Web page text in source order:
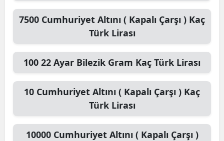
7500 Cumhuriyet Altını ( Kapalı Çarşı ) Kaç
Türk Lirası
100 22 Ayar Bilezik Gram Kaç Türk Lirası
10 Cumhuriyet Altını ( Kapalı Çarşı ) Kaç
Türk Lirası
10000 Cumhuriyet Altını ( Kapalı Çarşı )